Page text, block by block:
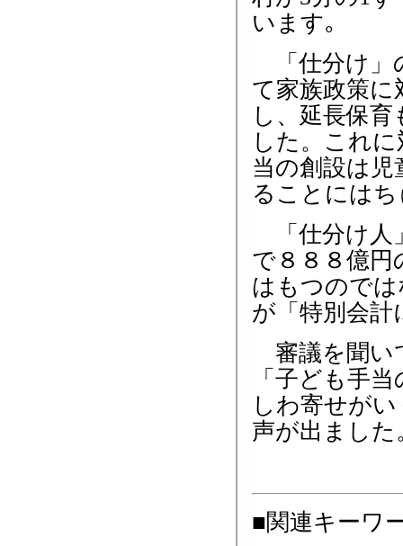
います｡
「仕分け」
て家族政策に
し、延長保
した。これ
当の創設は
ることには
「仕分け人
で８８８億
はもつので
が「特別会
審議を聞い
「子ども手
しわ寄せが
声が出ました
■関連キーワ